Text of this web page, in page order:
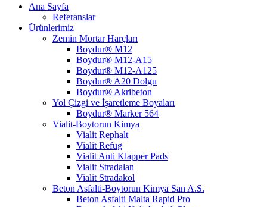
Ana Sayfa
Referanslar
Ürünlerimiz
Zemin Mortar Harçları
Boydur® M12
Boydur® M12-A15
Boydur® M12-A125
Boydur® A20 Dolgu
Boydur® Akribeton
Yol Çizgi ve İşaretleme Boyaları
Boydur® Marker 564
Vialit-Boytorun Kimya
Vialit Rephalt
Vialit Refug
Vialit Anti Klapper Pads
Vialit Stradalan
Vialit Stradakol
Beton Asfalti-Boytorun Kimya San A.S.
Beton Asfalti Malta Rapid Pro